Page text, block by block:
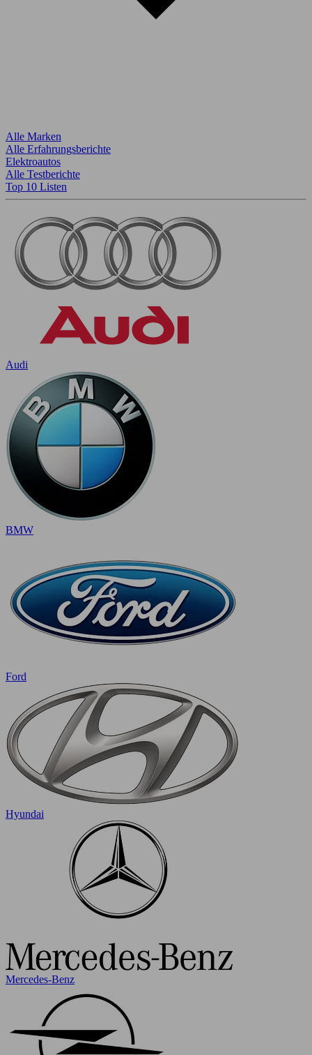
Alle Marken
Alle Erfahrungsberichte
Elektroautos
Alle Testberichte
Top 10 Listen
Audi
BMW
Ford
Hyundai
Mercedes-Benz